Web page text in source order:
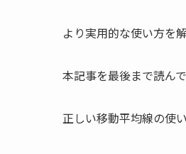
より実用的な使い方を
本記事を最後まで読ん
正しい移動平均線の使